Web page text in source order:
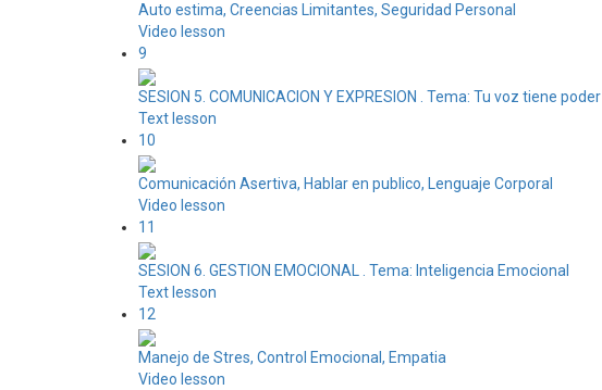
Auto estima, Creencias Limitantes, Seguridad Personal
Video lesson
9
SESION 5. COMUNICACION Y EXPRESION . Tema: Tu voz tiene poder
Text lesson
10
Comunicación Asertiva, Hablar en publico, Lenguaje Corporal
Video lesson
11
SESION 6. GESTION EMOCIONAL . Tema: Inteligencia Emocional
Text lesson
12
Manejo de Stres, Control Emocional, Empatia
Video lesson